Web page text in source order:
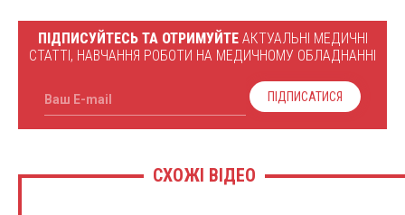
ПІДПИСУЙТЕСЬ ТА ОТРИМУЙТЕАКТУАЛЬНІ МЕДИЧНІ
СТАТТІ, НАВЧАННЯ РОБОТИ НА МЕДИЧНОМУ ОБЛАДНАННІ
Ваш E-mail ПІДПИСАТИСЯ
СХОЖІ ВІДЕО